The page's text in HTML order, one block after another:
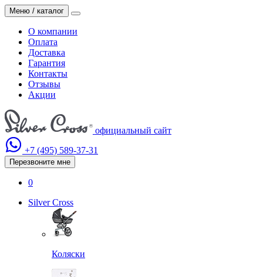
Меню / каталог
О компании
Оплата
Доставка
Гарантия
Контакты
Отзывы
Акции
официальный сайт
+7 (495) 589-37-31
Перезвоните мне
0
Silver Cross
Коляски